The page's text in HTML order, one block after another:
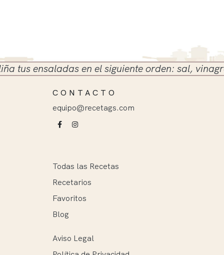
ensaladas en el siguiente orden: sal, vinagre y
CONTACTO
equipo@recetags.com
Todas las Recetas
Recetarios
Favoritos
Blog
Aviso Legal